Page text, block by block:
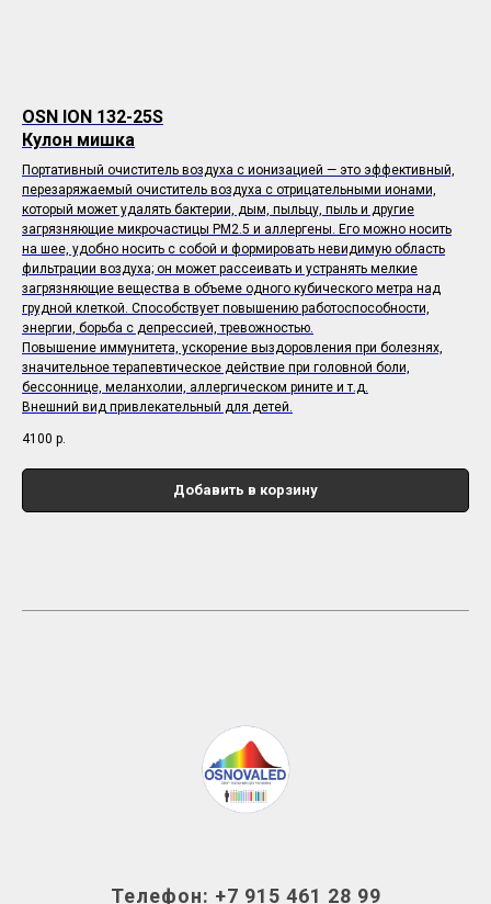
OSN ION 132-25S
Кулон мишка
Портативный очиститель воздуха с ионизацией — это эффективный,
перезаряжаемый очиститель воздуха с отрицательными ионами,
который может удалять бактерии, дым, пыльцу, пыль и другие
загрязняющие микрочастицы PM2.5 и аллергены. Его можно носить
на шее, удобно носить с собой и формировать невидимую область
фильтрации воздуха; он может рассеивать и устранять мелкие
загрязняющие вещества в объеме одного кубического метра над
грудной клеткой. Способствует повышению работоспособности,
энергии, борьба с депрессией, тревожностью.
Повышение иммунитета, ускорение выздоровления при болезнях,
значительное терапевтическое действие при головной боли,
бессоннице, меланхолии, аллергическом рините и т.д.
Внешний вид привлекательный для детей.
4100 р.
Добавить в корзину
Телефон: +7 915 461 28 99